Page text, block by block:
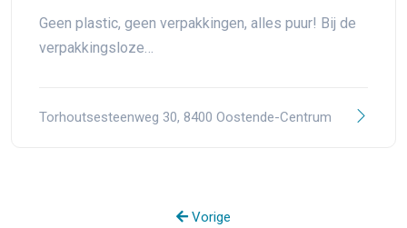
Geen plastic, geen verpakkingen, alles puur! Bij de
verpakkingsloze…
Torhoutsesteenweg 30, 8400 Oostende-Centrum
Vorige